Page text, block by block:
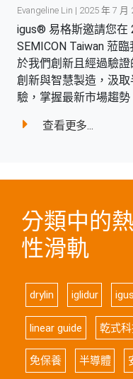
Evangeline Lin | 2025 年 7 月
igus® 易格斯邀請您在
SEMICON Taiwan 蒞
於我們創新且經過驗
創新與智慧製造，汲
驗，掌握最新市場趨勢
查看更多...
分類中的
性滑軌
drylin iglidur igus
linear guide 乾式
免保養 半導體